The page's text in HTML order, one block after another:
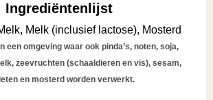
Ingrediëntenlijst
Melk (inclusief lactose), Mosterd
een omgeving waar ook pinda’s, noten, soja,
zeevruchten (schaaldieren en vis), sesam,
en mosterd worden verwerkt.